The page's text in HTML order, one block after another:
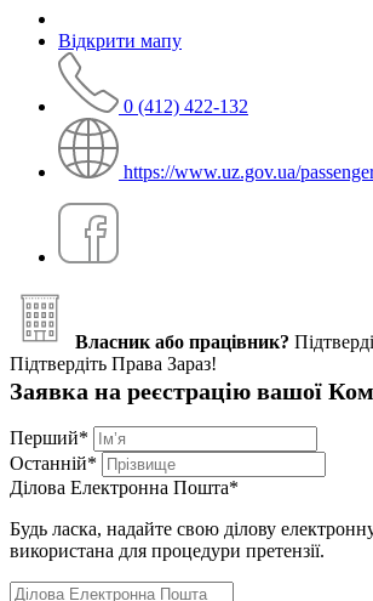
Відкрити мапу
0 (412) 422-132
https://www.uz.gov.ua/
Власник або працівник?
Підтвердіть Права Зараз!
Заявка на реєстрацію вашої
Перший*
Останній*
Ділова Електронна Пошта*
Будь ласка, надайте свою ділову
використана для процедури претензії.